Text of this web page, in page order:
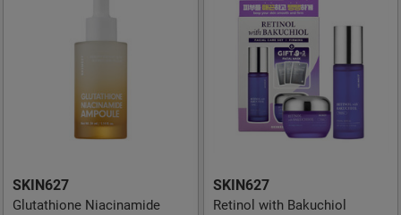
SKIN627
Glutathione Niacinamide
SKIN627
Retinol with Bakuchiol